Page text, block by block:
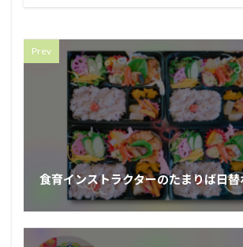
Prev
食育インストラクターのたまりば日替